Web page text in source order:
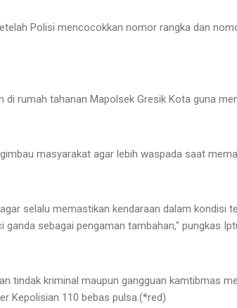
Polisi mencocokkan nomor rangka dan
di rumah tahanan Mapolsek Gresik Kota guna
masyarakat agar lebih waspada saat
selalu memastikan kendaraan dalam kondisi
sebagai pengaman tambahan," pungkas
tindak kriminal maupun gangguan kamtibmas
Kepolisian 110 bebas pulsa.(*red)